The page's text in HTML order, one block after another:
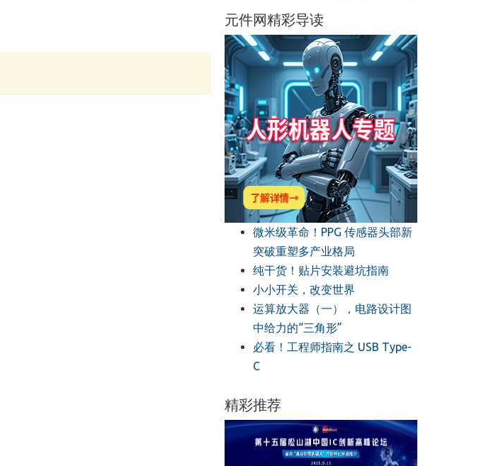
元件网精彩导读
微米级革命！PPG 传感器头部新
突破重塑多产业格局
纯干货！贴片安装避坑指南
小小开关，改变世界
运算放大器（一），电路设计图
中给力的“三角形”
必看！工程师指南之 USB Type-
C
精彩推荐